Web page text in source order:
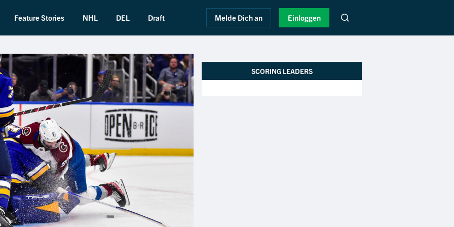
Feature Stories NHL DEL Draft Melde Dich an Einloggen
SCORING LEADERS